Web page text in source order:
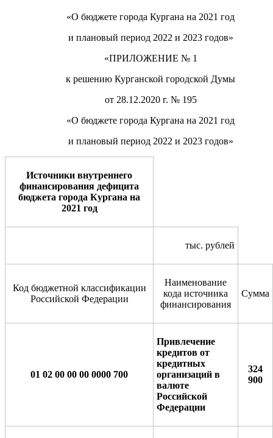
«О бюджете города Кургана на 2021 год
и плановый период 2022 и 2023годов»
«ПРИЛОЖЕНИЕ № 1
к решению Курганской городской Думы
от 28.12.2020 г. № 195
«О бюджете города Кургана на 2021 год
и плановый период 2022 и 2023годов»
Источники внутреннего
финансирования дефицита
бюджета города Кургана на
2021 год
тыс. рублей
Код бюджетной классификации
Российской Федерации
Наименование
кода источника
финансирования
Сумма
01 02 00 00 00 0000 700
Привлечение
кредитов от
кредитных
организаций в
валюте
Российской
Федерации
324
900